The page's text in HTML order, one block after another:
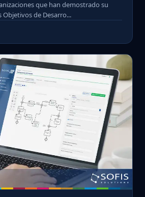
que han demostrado su
de Desarro...